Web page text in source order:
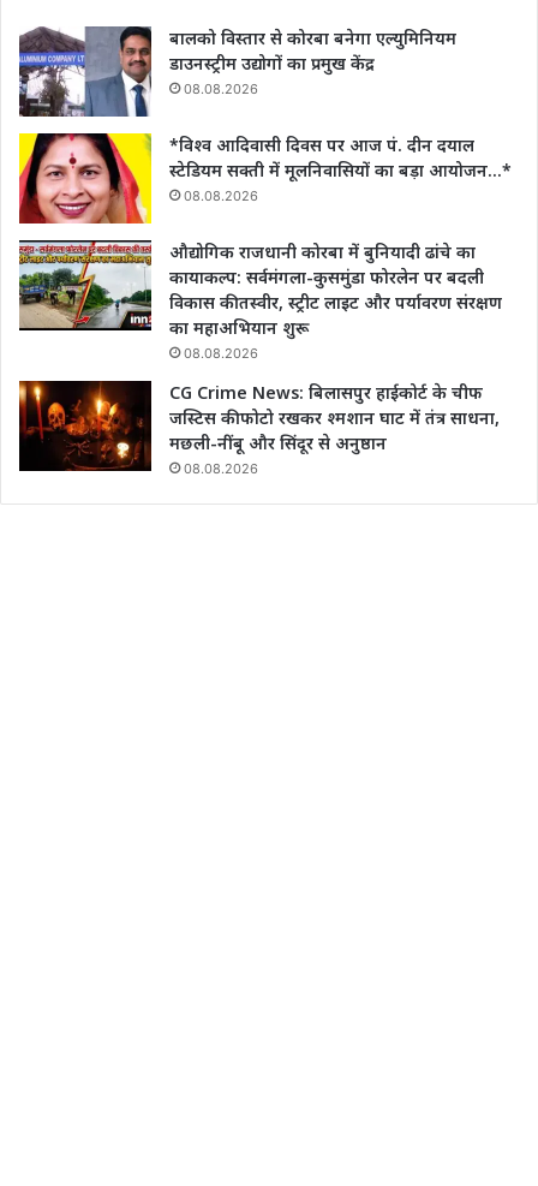
बालको विस्तार से कोरबा बनेगा एल्युमिनियम
डाउनस्ट्रीम उद्योगों का प्रमुख केंद्र
08.08.2026
*विश्व आदिवासी दिवस पर आज पं. दीन दयाल
स्टेडियम सक्ती में मूलनिवासियों का बड़ा आयोजन…*
08.08.2026
औद्योगिक राजधानी कोरबा में बुनियादी ढांचे का
कायाकल्प: सर्वमंगला-कुसमुंडा फोरलेन पर बदली
विकास की तस्वीर, स्ट्रीट लाइट और पर्यावरण संरक्षण
का महाअभियान शुरू
08.08.2026
CG Crime News: बिलासपुर हाईकोर्ट के चीफ
जस्टिस की फोटो रखकर श्मशान घाट में तंत्र साधना,
मछली-नींबू और सिंदूर से अनुष्ठान
08.08.2026